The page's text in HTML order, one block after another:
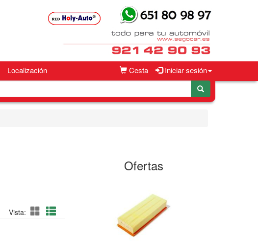
Cesta Iniciar sesión
Localización
Vista:
Ofertas